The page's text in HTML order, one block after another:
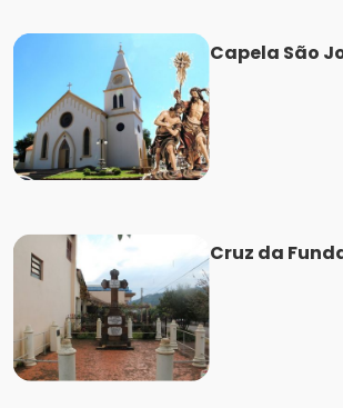
Capela São
Cruz da